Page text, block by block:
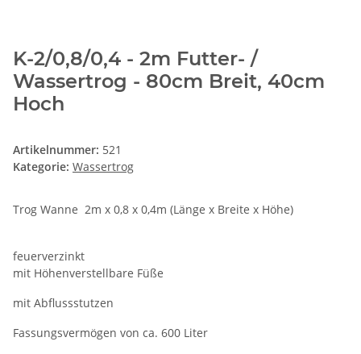
K-2/0,8/0,4 - 2m Futter- /
Wassertrog - 80cm Breit, 40cm
Hoch
Artikelnummer: 521
Kategorie: Wassertrog
Trog Wanne 2m x 0,8 x 0,4m (Länge x Breite x Höhe)
feuerverzinkt
mit Höhenverstellbare Füße
mit Abflussstutzen
Fassungsvermögen von ca. 600 Liter